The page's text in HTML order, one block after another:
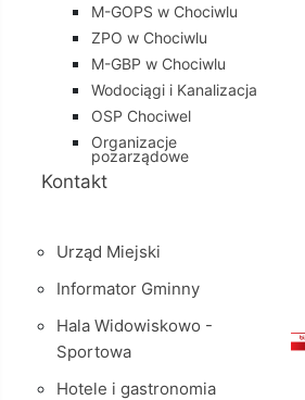
M-GOPS w Chociwlu
ZPO w Chociwlu
M-GBP w Chociwlu
Wodociągi i Kanalizacja
OSP Chociwel
Organizacje
pozarządowe
Kontakt
Urząd Miejski
Informator Gminny
Hala Widowiskowo -
Sportowa
Hotele i gastronomia